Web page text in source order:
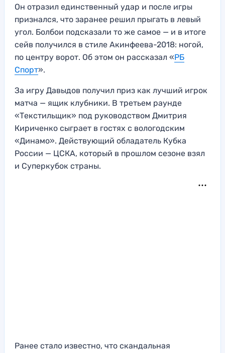
Он отразил единственный удар и после игры
признался, что заранее решил прыгать в левый
угол. Болбои подсказали то же самое — и в итоге
сейв получился в стиле Акинфеева-2018: ногой,
по центру ворот. Об этом он рассказал «РБ
Спорт».
За игру Давыдов получил приз как лучший игрок
матча — ящик клубники. В третьем раунде
«Текстильщик» под руководством Дмитрия
Кириченко сыграет в гостях с вологодским
«Динамо». Действующий обладатель Кубка
России — ЦСКА, который в прошлом сезоне взял
и Суперкубок страны.
Ранее стало известно, что скандальная